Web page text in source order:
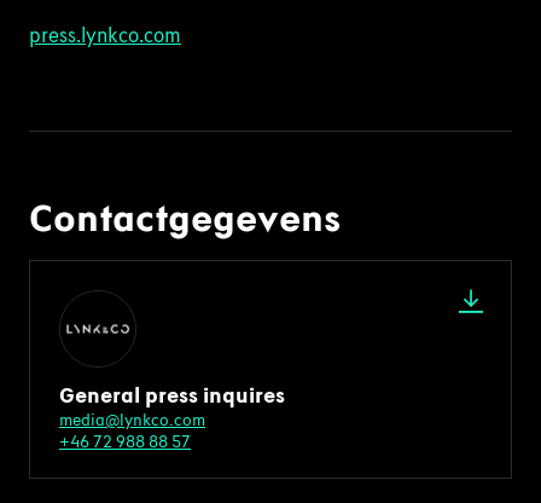
press.lynkco.com
Contactgegevens
General press inquires
media@lynkco.com
+46 72 988 88 57